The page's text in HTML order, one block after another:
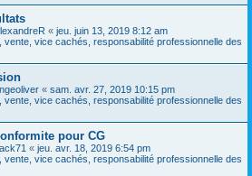
« jeu. juin 13, 2019 8:12 am
vente, vice cachés, responsabilité professionnelle des
« sam. avr. 27, 2019 10:15 pm
vente, vice cachés, responsabilité professionnelle des
pour CG
« jeu. avr. 18, 2019 6:54 pm
vente, vice cachés, responsabilité professionnelle des